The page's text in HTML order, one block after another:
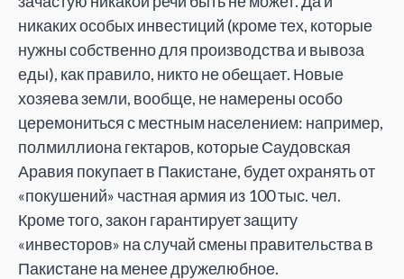
никаких особых инвестиций (кроме тех, которые
нужны собственно для производства и вывоза
еды), как правило, никто не обещает. Новые
хозяева земли, вообще, не намерены особо
церемониться с местным населением: например,
полмиллиона гектаров, которые Саудовская
Аравия покупает в Пакистане, будет охранять от
«покушений» частная армия из 100 тыс. чел.
Кроме того, закон гарантирует защиту
«инвесторов» на случай смены правительства в
Пакистане на менее дружелюбное.